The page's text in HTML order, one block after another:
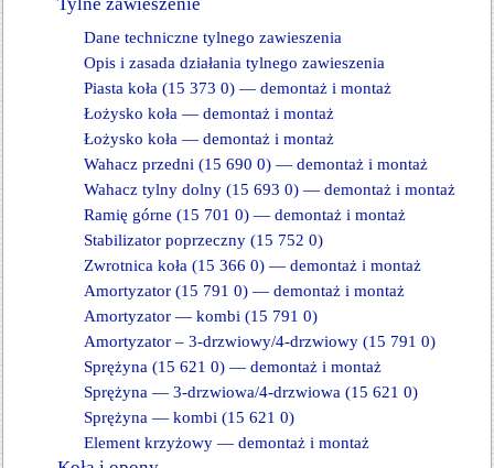
Dane techniczne tylnego zawieszenia
Opis i zasada działania tylnego zawieszenia
Piasta koła (15 373 0) — demontaż i montaż
Łożysko koła — demontaż i montaż
Łożysko koła — demontaż i montaż
Wahacz przedni (15 690 0) — demontaż i montaż
Wahacz tylny dolny (15 693 0) — demontaż i montaż
Ramię górne (15 701 0) — demontaż i montaż
Stabilizator poprzeczny (15 752 0)
Zwrotnica koła (15 366 0) — demontaż i montaż
Amortyzator (15 791 0) — demontaż i montaż
Amortyzator — kombi (15 791 0)
Amortyzator – 3-drzwiowy/4-drzwiowy (15 791 0)
Sprężyna (15 621 0) — demontaż i montaż
Sprężyna — 3-drzwiowa/4-drzwiowa (15 621 0)
Sprężyna — kombi (15 621 0)
Element krzyżowy — demontaż i montaż